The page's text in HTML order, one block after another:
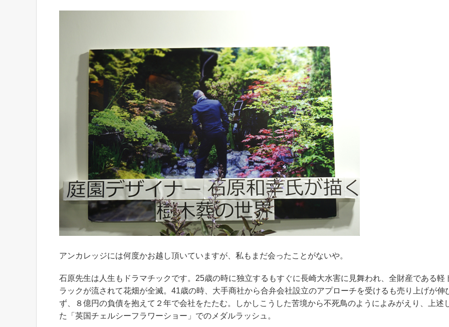
アンカレッジには何度かお越し頂いていますが、私もまだ会ったことがないや。
石原先生は人生もドラマチックです。25歳の時に独立するもすぐに長崎大水害に見舞われ、全財産である軽
ラックが流されて花畑が全滅。41歳の時、大手商社から合弁会社設立のアプローチを受けるも売り上げが伸
ず、８億円の負債を抱えて２年で会社をたたむ。しかしこうした苦境から不死鳥のようによみがえり、上述
た「英国チェルシーフラワーショー」でのメダルラッシュ。